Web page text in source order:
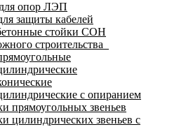
опор ЛЭП
защиты кабелей
стойки СОН
строительства
с опиранием
прямоугольных звеньев
цилиндрических звеньев с